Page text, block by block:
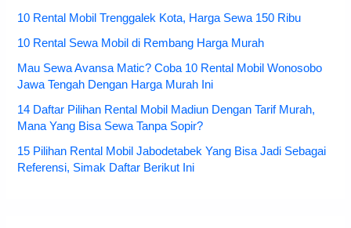
10 Rental Mobil Trenggalek Kota, Harga Sewa 150 Ribu
10 Rental Sewa Mobil di Rembang Harga Murah
Mau Sewa Avansa Matic? Coba 10 Rental Mobil Wonosobo
Jawa Tengah Dengan Harga Murah Ini
14 Daftar Pilihan Rental Mobil Madiun Dengan Tarif Murah,
Mana Yang Bisa Sewa Tanpa Sopir?
15 Pilihan Rental Mobil Jabodetabek Yang Bisa Jadi Sebagai
Referensi, Simak Daftar Berikut Ini